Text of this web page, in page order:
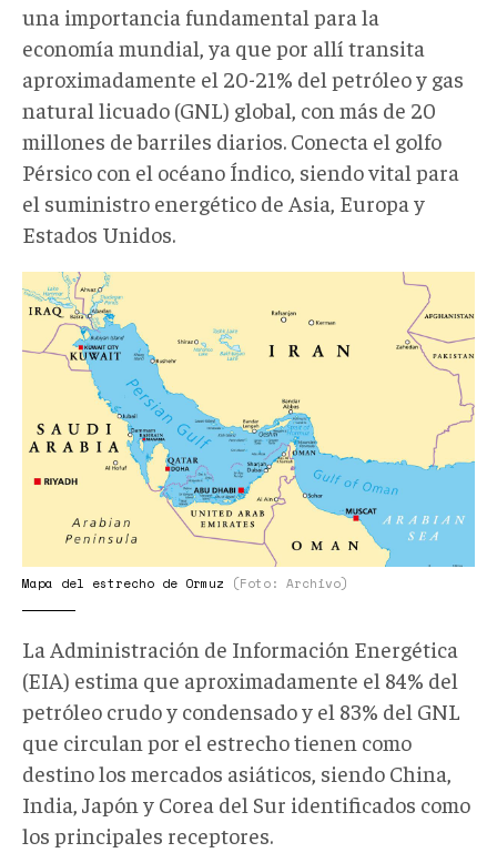
una importancia fundamental para la
economía mundial, ya que por allí transita
aproximadamente el 20-21% del petróleo y gas
natural licuado (GNL) global, con más de 20
millones de barriles diarios. Conecta el golfo
Pérsico con el océano Índico, siendo vital para
el suministro energético de Asia, Europa y
Estados Unidos.
Estrecho-
de-
Ormuz-
mapa.jpg
Mapa del estrecho de Ormuz (Foto: Archivo)
La Administración de Información Energética
(EIA) estima que aproximadamente el 84% del
petróleo crudo y condensado y el 83% del GNL
que circulan por el estrecho tienen como
destino los mercados asiáticos, siendo China,
India, Japón y Corea del Sur identificados como
los principales receptores.